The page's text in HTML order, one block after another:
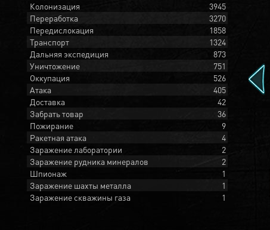
Колонизация
3945
Переработка
3270
Передислокация
1858
Транспорт
1324
Дальняя экспедиция
873
Уничтожение
751
Оккупация
526
Атака
405
Доставка
42
Забрать товар
36
Пожирание
9
Ракетная атака
4
Заражение лаборатории
2
Заражение рудника минералов
2
Шпионаж
1
Заражение шахты металла
1
Заражение скважины газа
1